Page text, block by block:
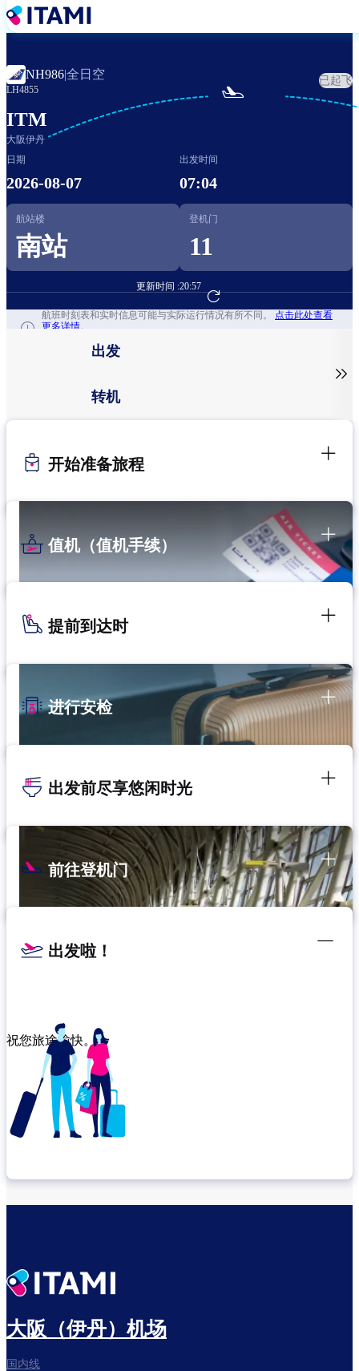
跳
转
主
要
容
NH986|全日空
LH4855
已起飞
ITM
大阪伊丹

日期
2026-08-07
出发时间
07:04
航站楼
南站
登机门
11
更新时间 :20:57
前往航班预订
航班时刻表和实时信息可能与实际运行情况有所不同。 点击此处查看
更多详情。
出发
转机

开始准备旅程
值机（值机手续）
提前到达时
进行安检
出发前尽享悠闲时光
前往登机门
出发啦！
祝您旅途愉快。
大阪（伊丹）机场
国内线